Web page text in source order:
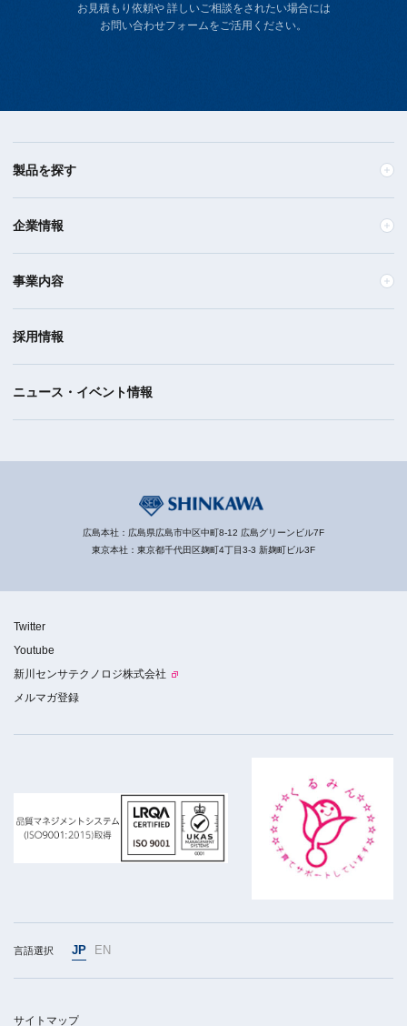
お見積もり依頼や 詳しいご相談をされたい場合には
お問い合わせフォームをご活用ください。
製品を探す
企業情報
事業内容
採用情報
ニュース・イベント情報
広島本社：広島県広島市中区中町8-12 広島グリーンビル7F
東京本社：東京都千代田区麹町4丁目3-3 新麹町ビル3F
Twitter
Youtube
新川センサテクノロジ株式会社
メルマガ登録
言語選択 JP EN
サイトマップ